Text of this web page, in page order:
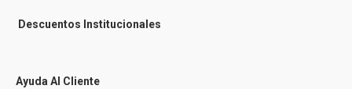
Descuentos Institucionales
Ayuda Al Cliente